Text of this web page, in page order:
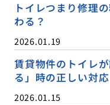
トイレつまり修理
わる？
2026.01.19
賃貸物件のトイレ
る」時の正しい対応
2026.01.15